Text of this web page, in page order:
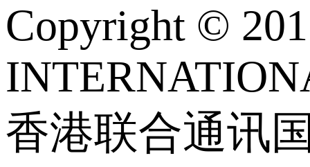
Copyright ©
香港联合通讯